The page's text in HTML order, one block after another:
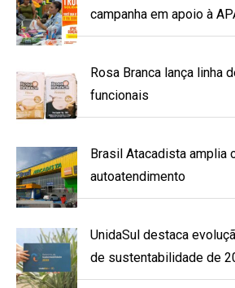
campanha em apoio à
Rosa Branca lança linha
funcionais
Brasil Atacadista amplia
autoatendimento
UnidaSul destaca
de sustentabilidade de